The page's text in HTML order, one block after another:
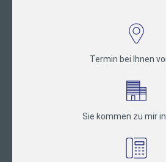
Termin bei Ihnen
Sie kommen zu mir